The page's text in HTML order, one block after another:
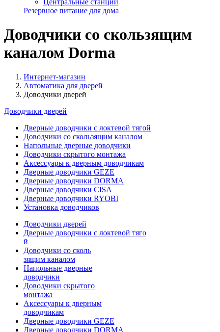
Резервное питание для дома
Доводчики со скользящим
каналом Dorma
Интернет-магазин
Автоматика для дверей
Доводчики дверей
Доводчики дверей
Дверные доводчики с локтевой тягой
Доводчики со скользящим каналом
Напольные дверные доводчики
Доводчики скрытого монтажа
Аксессуары к дверным доводчикам
Дверные доводчики GEZE
Дверные доводчики DORMA
Дверные доводчики CISA
Дверные доводчики RYOBI
Установка доводчиков
Доводчики дверей
Дверные доводчики с локтевой тяго
й
Доводчики со сколь
зящим каналом
Напольные дверные
доводчики
Доводчики скрытого
монтажа
Аксессуары к дверным
доводчикам
Дверные доводчики GEZE
Дверные доводчики DORMA